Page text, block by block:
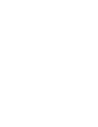
– Tabletopspiel“